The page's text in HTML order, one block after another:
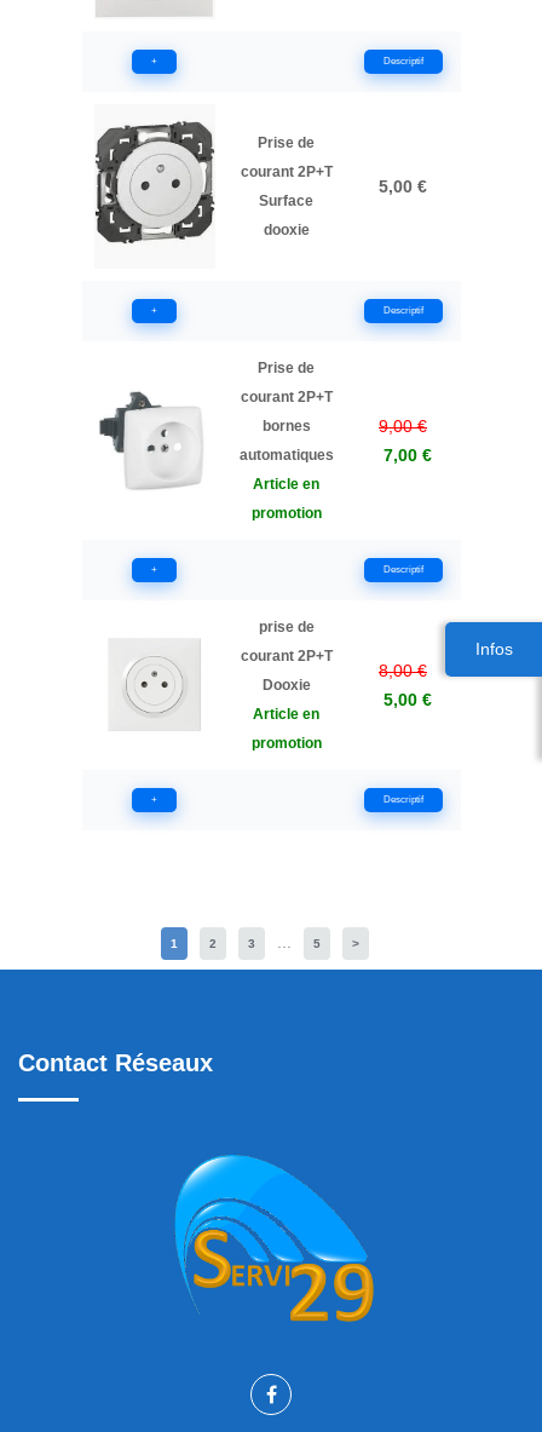
Infos
+ Descriptif
Prise de
courant 2P+T
Surface
dooxie
5,00 €
+ Descriptif
Prise de
courant 2P+T
bornes
automatiques
Article en
promotion
9,00 €
7,00 €
+ Descriptif
prise de
courant 2P+T
Dooxie
Article en
promotion
8,00 €
5,00 €
+ Descriptif
1 2 3 5 >
Contact Réseaux